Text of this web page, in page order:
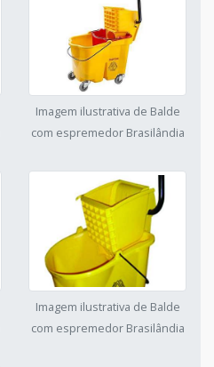
Imagem ilustrativa de Balde
com espremedor Brasilândia
Imagem ilustrativa de Balde
com espremedor Brasilândia